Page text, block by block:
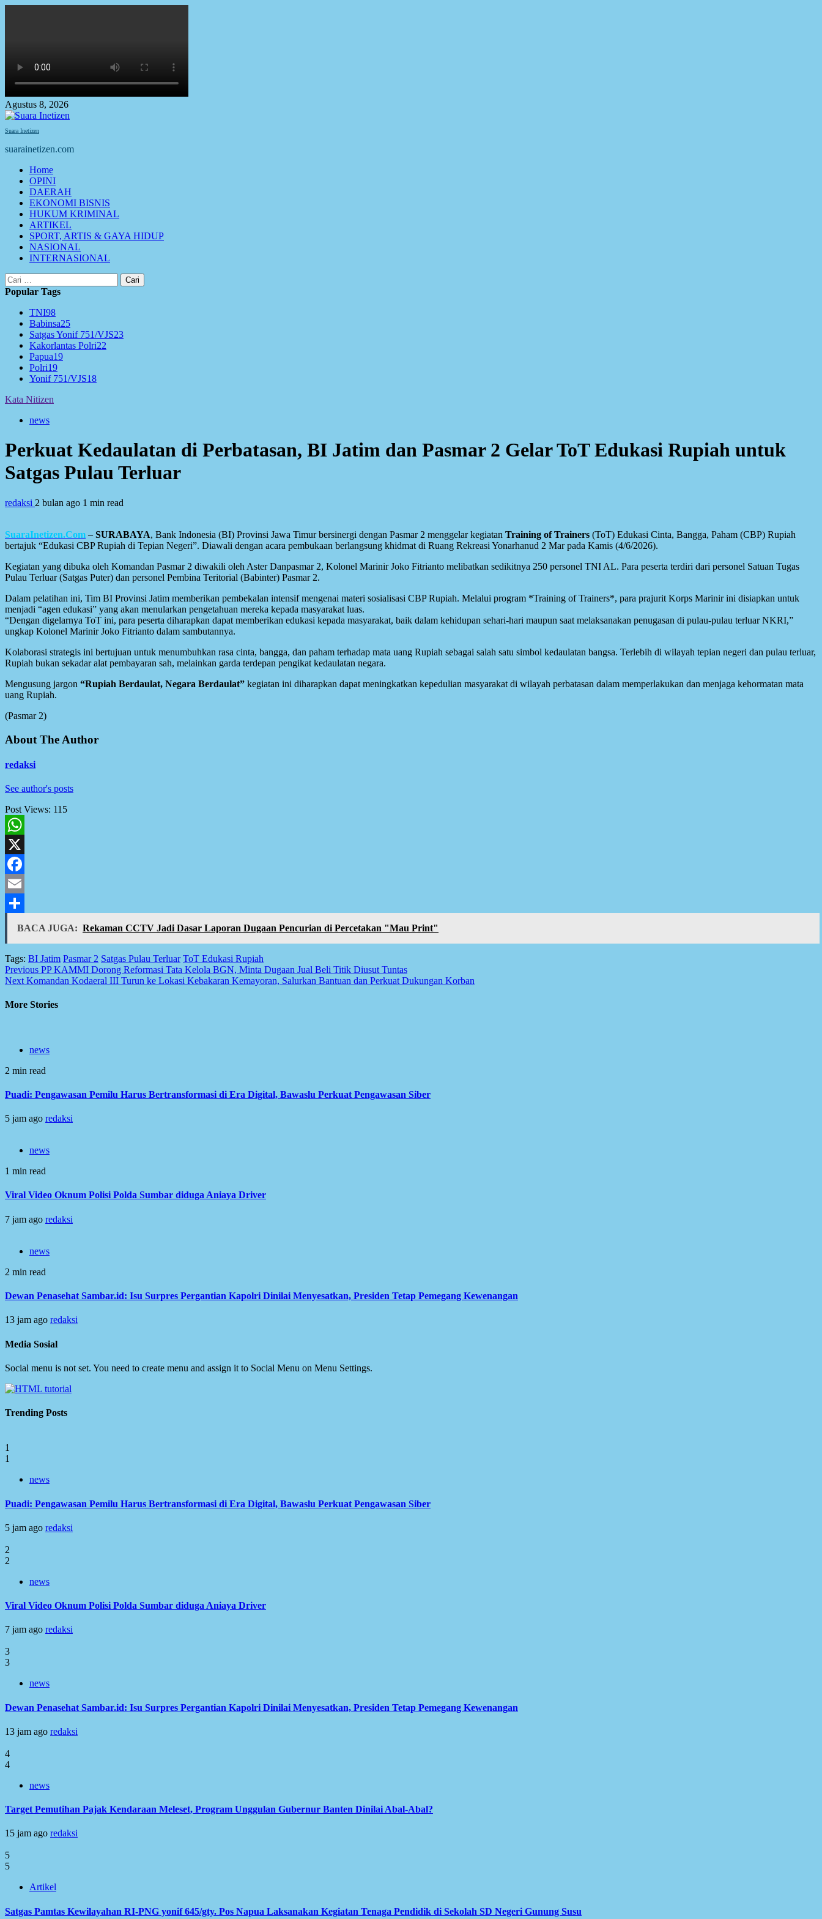
Agustus 8, 2026
Suara Inetizen
suarainetizen.com
Primary
Menu
Home
OPINI
DAERAH
EKONOMI BISNIS
HUKUM KRIMINAL
ARTIKEL
SPORT, ARTIS & GAYA HIDUP
NASIONAL
INTERNASIONAL
Cari
untuk:
Popular Tags
TNI98
Babinsa25
Satgas Yonif 751/VJS23
Kakorlantas Polri22
Papua19
Polri19
Yonif 751/VJS18
Kata Nitizen
news
Perkuat Kedaulatan di Perbatasan, BI Jatim dan Pasmar 2 Gelar ToT Edukasi Rupiah untuk
Satgas Pulau Terluar
redaksi 2 bulan ago 1 min read
SuaraInetizen.Com – SURABAYA, Bank Indonesia (BI) Provinsi Jawa Timur bersinergi dengan Pasmar 2 menggelar kegiatan Training of Trainers (ToT) Edukasi Cinta, Bangga, Paham (CBP) Rupiah
bertajuk “Edukasi CBP Rupiah di Tepian Negeri”. Diawali dengan acara pembukaan berlangsung khidmat di Ruang Rekreasi Yonarhanud 2 Mar pada Kamis (4/6/2026).
Kegiatan yang dibuka oleh Komandan Pasmar 2 diwakili oleh Aster Danpasmar 2, Kolonel Marinir Joko Fitrianto melibatkan sedikitnya 250 personel TNI AL. Para peserta terdiri dari personel Satuan Tugas
Pulau Terluar (Satgas Puter) dan personel Pembina Teritorial (Babinter) Pasmar 2.
Dalam pelatihan ini, Tim BI Provinsi Jatim memberikan pembekalan intensif mengenai materi sosialisasi CBP Rupiah. Melalui program *Training of Trainers*, para prajurit Korps Marinir ini disiapkan untuk
menjadi “agen edukasi” yang akan menularkan pengetahuan mereka kepada masyarakat luas.
“Dengan digelarnya ToT ini, para peserta diharapkan dapat memberikan edukasi kepada masyarakat, baik dalam kehidupan sehari-hari maupun saat melaksanakan penugasan di pulau-pulau terluar NKRI,”
ungkap Kolonel Marinir Joko Fitrianto dalam sambutannya.
Kolaborasi strategis ini bertujuan untuk menumbuhkan rasa cinta, bangga, dan paham terhadap mata uang Rupiah sebagai salah satu simbol kedaulatan bangsa. Terlebih di wilayah tepian negeri dan pulau terluar,
Rupiah bukan sekadar alat pembayaran sah, melainkan garda terdepan pengikat kedaulatan negara.
Mengusung jargon “Rupiah Berdaulat, Negara Berdaulat” kegiatan ini diharapkan dapat meningkatkan kepedulian masyarakat di wilayah perbatasan dalam memperlakukan dan menjaga kehormatan mata
uang Rupiah.
(Pasmar 2)
About The Author
redaksi
See author's posts
Post Views: 115
WhatsApp
X
Facebook
Email
Share
BACA JUGA: Rekaman CCTV Jadi Dasar Laporan Dugaan Pencurian di Percetakan "Mau Print"
Tags: BI Jatim Pasmar 2 Satgas Pulau Terluar ToT Edukasi Rupiah
Post
navigation
Previous PP KAMMI Dorong Reformasi Tata Kelola BGN, Minta Dugaan Jual Beli Titik Diusut Tuntas
Next Komandan Kodaeral III Turun ke Lokasi Kebakaran Kemayoran, Salurkan Bantuan dan Perkuat Dukungan Korban
More Stories
news
2 min read
Puadi: Pengawasan Pemilu Harus Bertransformasi di Era Digital, Bawaslu Perkuat Pengawasan Siber
5 jam ago redaksi
news
1 min read
Viral Video Oknum Polisi Polda Sumbar diduga Aniaya Driver
7 jam ago redaksi
news
2 min read
Dewan Penasehat Sambar.id: Isu Surpres Pergantian Kapolri Dinilai Menyesatkan, Presiden Tetap Pemegang Kewenangan
13 jam ago redaksi
Media Sosial
Social menu is not set. You need to create menu and assign it to Social Menu on Menu Settings.
Trending Posts
1
1
news
Puadi: Pengawasan Pemilu Harus Bertransformasi di Era Digital, Bawaslu Perkuat Pengawasan Siber
5 jam ago redaksi
2
2
news
Viral Video Oknum Polisi Polda Sumbar diduga Aniaya Driver
7 jam ago redaksi
3
3
news
Dewan Penasehat Sambar.id: Isu Surpres Pergantian Kapolri Dinilai Menyesatkan, Presiden Tetap Pemegang Kewenangan
13 jam ago redaksi
4
4
news
Target Pemutihan Pajak Kendaraan Meleset, Program Unggulan Gubernur Banten Dinilai Abal-Abal?
15 jam ago redaksi
5
5
Artikel
Satgas Pamtas Kewilayahan RI-PNG yonif 645/gty. Pos Napua Laksanakan Kegiatan Tenaga Pendidik di Sekolah SD Negeri Gunung Susu